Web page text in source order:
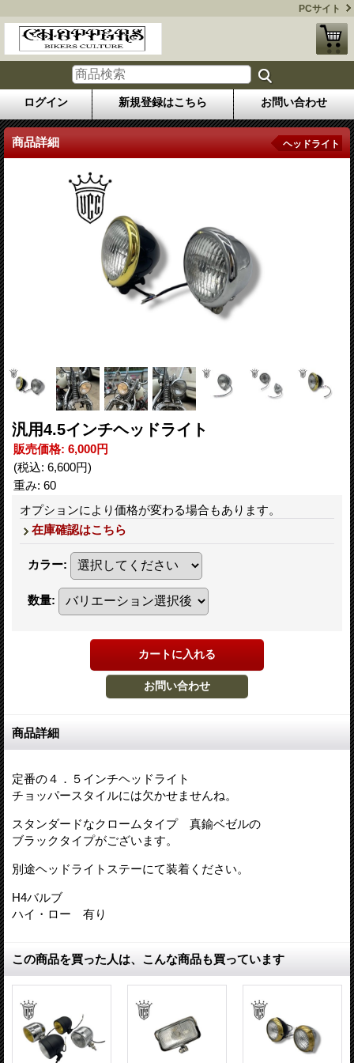
PCサイト
ログイン 新規登録はこちら お問い合わせ
商品詳細 ヘッドライト
汎用4.5インチヘッドライト
販売価格: 6,000円
(税込: 6,600円)
重み: 60
オプションにより価格が変わる場合もあります。
在庫確認はこちら
カラー:
数量:
商品詳細
定番の４．５インチヘッドライト
チョッパースタイルには欠かせませんね。
スタンダードなクロームタイプ 真鍮ベゼルの
ブラックタイプがございます。
別途ヘッドライトステーにて装着ください。
H4バルブ
ハイ・ロー 有り
この商品を買った人は、こんな商品も買っています